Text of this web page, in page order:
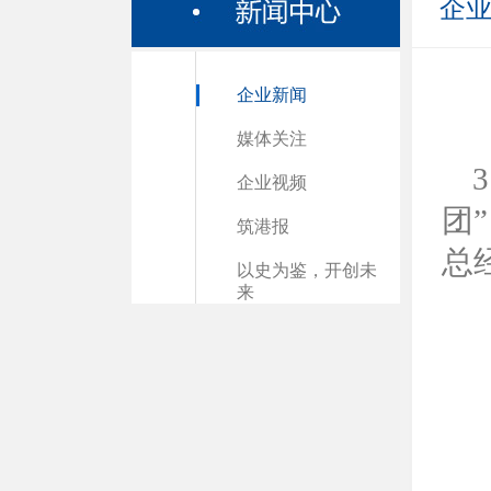
企业新闻
媒体关注
企业视频
筑港报
以史为鉴，开创未
来
企
团
总